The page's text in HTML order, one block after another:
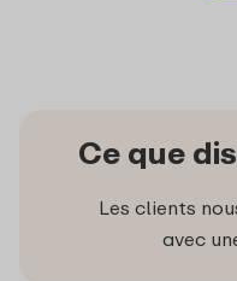
Ce que
Les clients
avec